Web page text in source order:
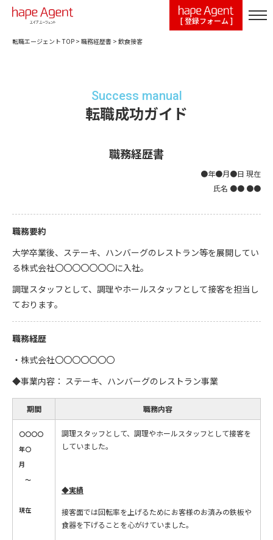
[ 登録フォーム ]
転職エージェント TOP > 職務経歴書 > 飲食接客
Success manual
転職成功ガイド
職務経歴書
●年●月●日 現在
氏名 ●● ●●
職務要約
大学卒業後、ステーキ、ハンバーグのレストラン等を展開してい
る株式会社〇〇〇〇〇〇〇に入社。
調理スタッフとして、調理やホールスタッフとして接客を担当し
ております。
職務経歴
・株式会社〇〇〇〇〇〇〇
◆事業内容： ステーキ、ハンバーグのレストラン事業
期間 職務内容
〇〇〇〇
年〇
月
～
現在
調理スタッフとして、調理やホールスタッフとして接客を
していました。
◆実績
接客面では回転率を上げるためにお客様のお済みの鉄板や
食器を下げることを心がけていました。